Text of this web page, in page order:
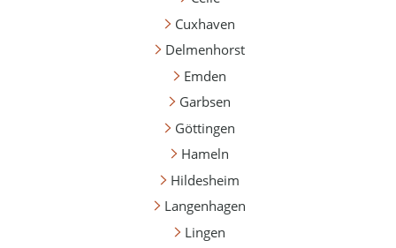
Cuxhaven
Delmenhorst
Emden
Garbsen
Göttingen
Hameln
Hildesheim
Langenhagen
Lingen